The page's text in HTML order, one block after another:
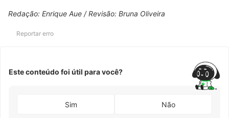
Redação: Enrique Aue / Revisão: Bruna Oliveira
Reportar erro
Este conteúdo foi útil para você?
Sim Não